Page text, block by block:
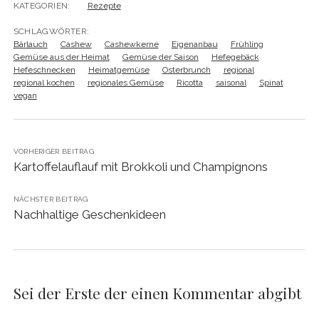
KATEGORIEN: Rezepte
SCHLAGWÖRTER:
Bärlauch
Cashew Cashewkerne Eigenanbau
Frühling
Gemüse aus der Heimat
Gemüse der Saison
Hefegebäck
Hefeschnecken
Heimatgemüse Osterbrunch
regional
regional kochen
regionales Gemüse Ricotta saisonal
Spinat
vegan
VORHERIGER BEITRAG
Kartoffelauflauf mit Brokkoli und Champignons
NÄCHSTER BEITRAG
Nachhaltige Geschenkideen
Sei der Erste der einen Kommentar abgibt